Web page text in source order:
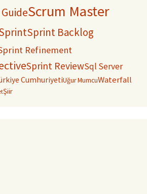
Scrum Master
Sprint Backlog
Refinement
Sprint ReviewSql Server
CumhuriyetiUğur MumcuWaterfall
Şiir